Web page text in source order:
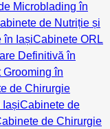
Microblading în
de Nutriție și
în IașiCabinete ORL
Definitivă în
Grooming în
de Chirurgie
IașiCabinete de
de Chirurgie